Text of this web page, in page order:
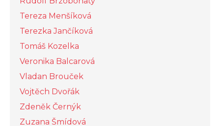
Tereza Menšíková
Terezka Jančíková
Tomáš Kozelka
Veronika Balcarová
Vladan Brouček
Vojtěch Dvořák
Zdeněk Černýk
Zuzana Šmídová